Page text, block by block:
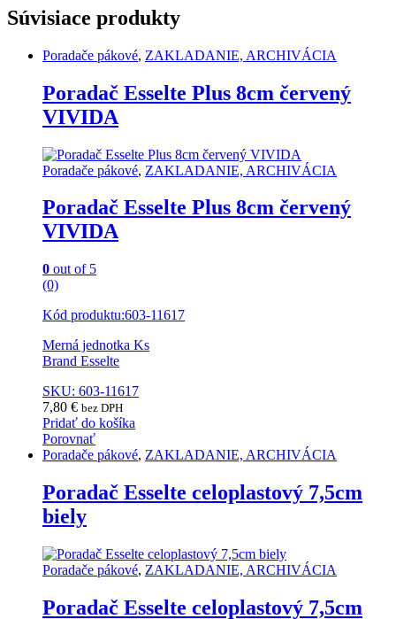
Súvisiace produkty
Poradače pákové, ZAKLADANIE, ARCHIVÁCIA
Poradač Esselte Plus 8cm červený
VIVIDA
Poradače pákové, ZAKLADANIE, ARCHIVÁCIA
Poradač Esselte Plus 8cm červený
VIVIDA
0 out of 5
(0)
Kód produktu:603-11617
Merná jednotka Ks
Brand Esselte
SKU: 603-11617
7,80 € bez DPH
Pridať do košíka
Porovnať
Poradače pákové, ZAKLADANIE, ARCHIVÁCIA
Poradač Esselte celoplastový 7,5cm
biely
Poradače pákové, ZAKLADANIE, ARCHIVÁCIA
Poradač Esselte celoplastový 7,5cm